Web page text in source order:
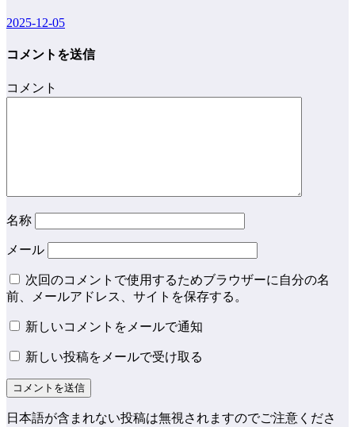
2025-12-05
コメントを送信
コメント
名称
メール
次回のコメントで使用するためブラウザーに自分の名
前、メールアドレス、サイトを保存する。
新しいコメントをメールで通知
新しい投稿をメールで受け取る
日本語が含まれない投稿は無視されますのでご注意くださ